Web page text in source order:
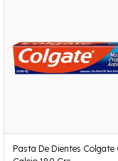
Pasta De Dientes Colgate